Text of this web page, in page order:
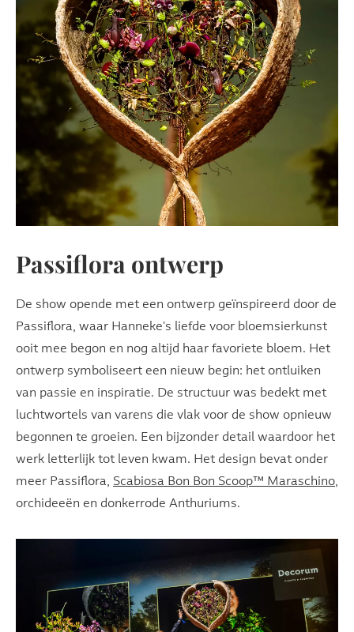
Passiflora ontwerp
De show opende met een ontwerp geïnspireerd door de
Passiflora, waar Hanneke's liefde voor bloemsierkunst
ooit mee begon en nog altijd haar favoriete bloem. Het
ontwerp symboliseert een nieuw begin: het ontluiken
van passie en inspiratie. De structuur was bedekt met
luchtwortels van varens die vlak voor de show opnieuw
begonnen te groeien. Een bijzonder detail waardoor het
werk letterlijk tot leven kwam. Het design bevat onder
meer Passiflora, Scabiosa Bon Bon Scoop™ Maraschino,
orchideeën en donkerrode Anthuriums.